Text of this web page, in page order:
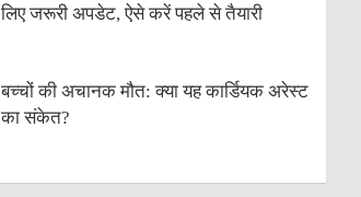
लिए जरूरी अपडेट, ऐसे करें पहले से तैयारी
बच्चों की अचानक मौत: क्या यह कार्डियक अरेस्ट
का संकेत?